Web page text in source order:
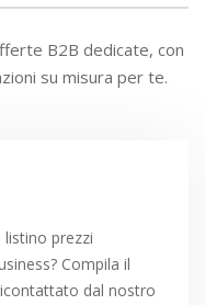
B2B dedicate, con
su misura per te.
listino prezzi
Compila il
dal nostro